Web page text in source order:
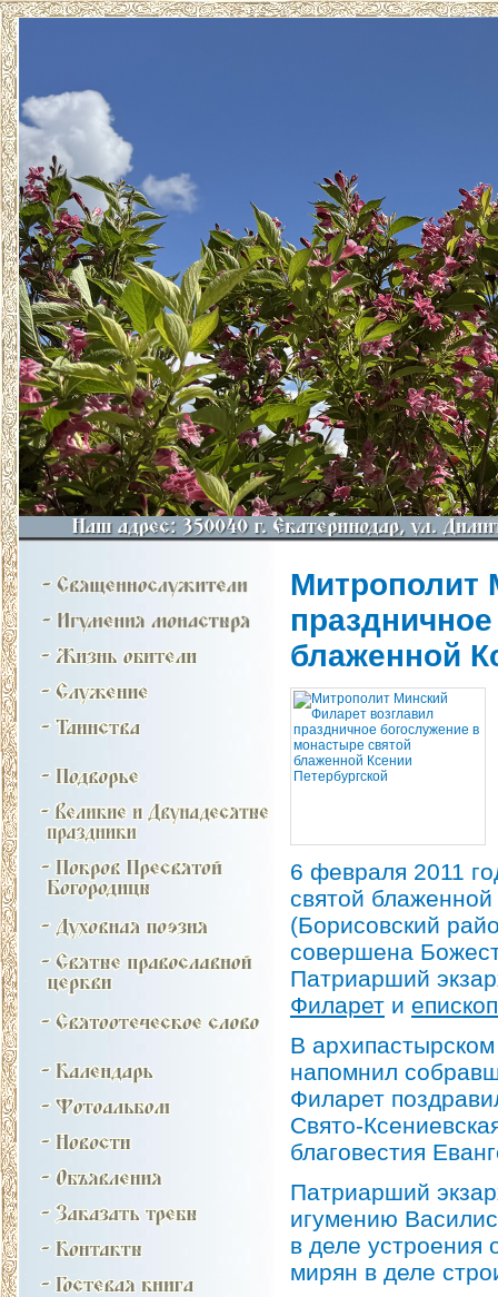
Митрополит
блаженной
6 февраля 2011
святой
(Борисовский
совершена
Патриарший
Филарет и
В
напомнил
Филарет
Свято-
благовестия
Патриарший
игумению
в деле устроения
мирян в деле